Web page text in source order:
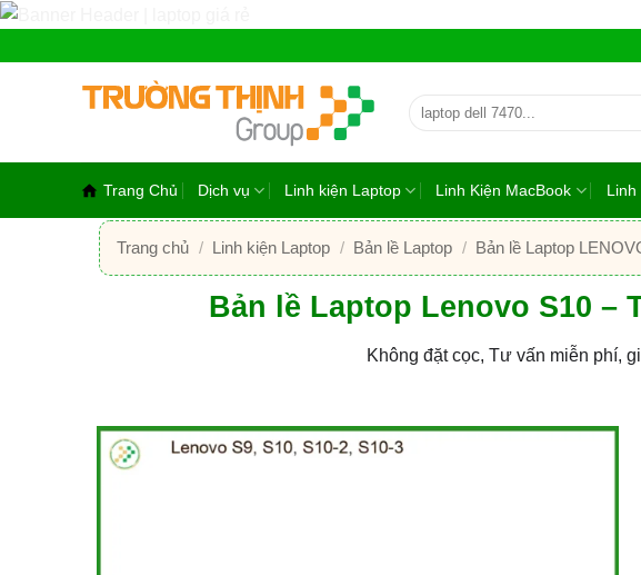
Bỏ
nội
kiếm:
Trang Chủ Dịch vụ Linh kiện Laptop Linh Kiện MacBook Linh
Trang chủ / Linh kiện Laptop / Bản lề Laptop / Bản lề Laptop
Bản lề Laptop Lenovo S10 –
Không đặt cọc, Tư vấn miễn phí,